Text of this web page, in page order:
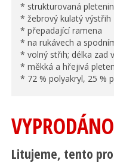
* strukturovaná
* žebrový kulatý výstřih
* přepadající ramena
* na rukávech a
* volný střih; délka zad
* měkká a hřejivá
* 72 % polyakryl, 25 %
VYPRODÁNO
Litujeme, tento